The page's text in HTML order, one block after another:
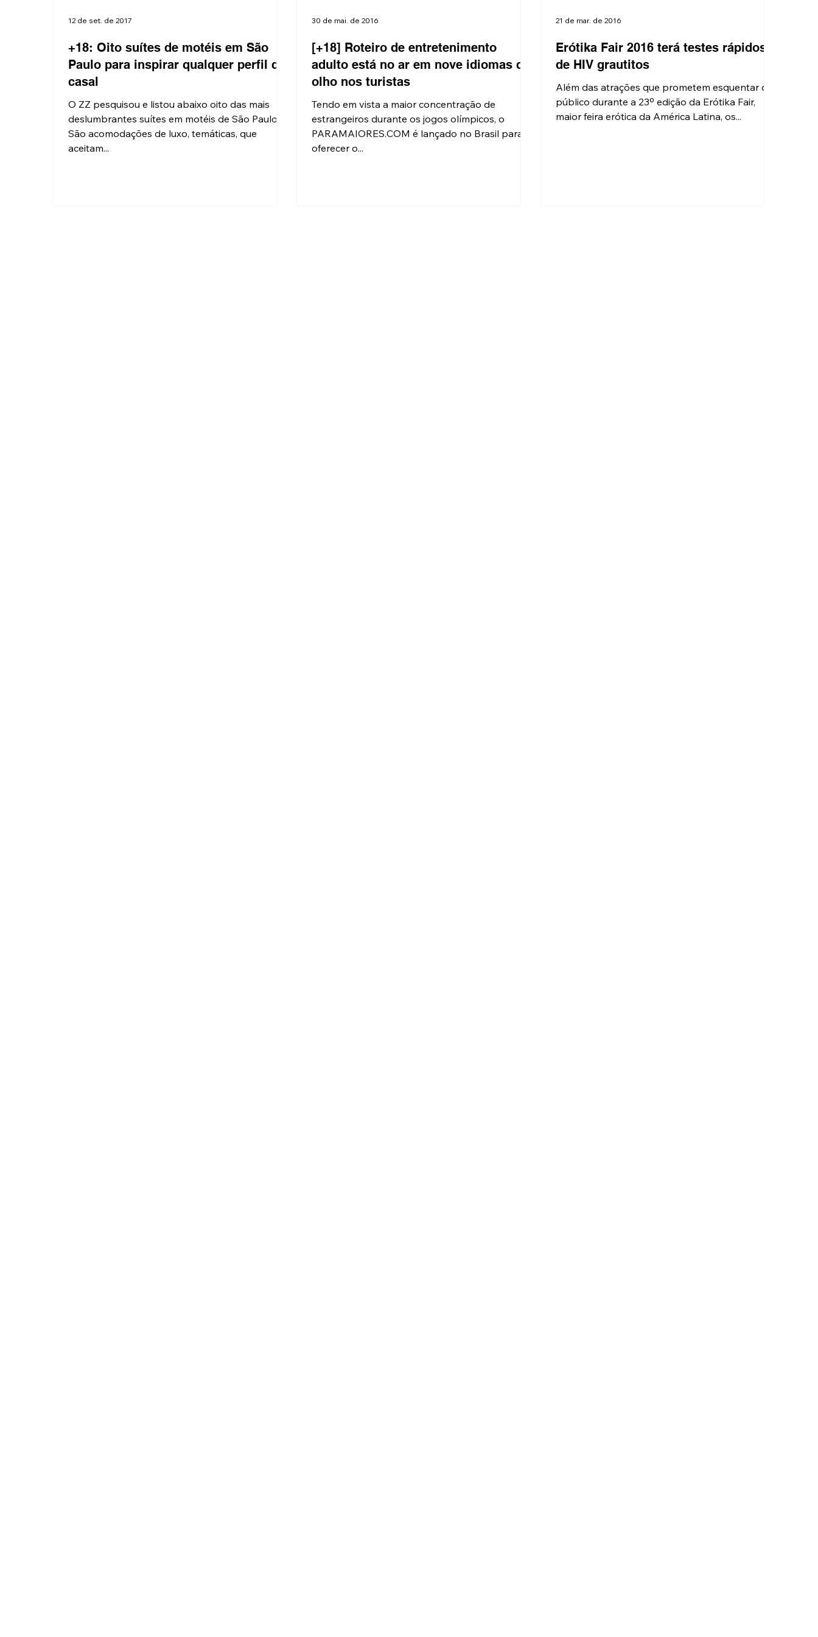
+18: Oito suítes de motéis em São
Paulo para inspirar qualquer perfil de
casal
O ZZ pesquisou e listou abaixo oito das mais
deslumbrantes suítes em motéis de São Paulo.
São acomodações de luxo, temáticas, que
aceitam...
12 de set. de 2017
[+18] Roteiro de entretenimento
adulto está no ar em nove idiomas de
olho nos turistas
Tendo em vista a maior concentração de
estrangeiros durante os jogos olímpicos, o
PARAMAIORES.COM é lançado no Brasil para
oferecer o...
30 de mai. de 2016
Erótika Fair 2016 terá testes rápidos
de HIV grautitos
Além das atrações que prometem esquentar o
público durante a 23º edição da Erótika Fair,
maior feira erótica da América Latina, os...
21 de mar. de 2016